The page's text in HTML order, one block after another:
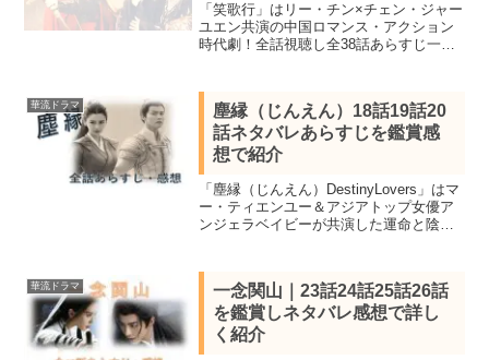
「笑歌行」はリー・チン×チェン・ジャー
ユエン共演の中国ロマンス・アクション
時代劇！全話視聴し全38話あらすじ一覧
子が共通の敵がいること宿敵から盟友に
なっていく
華流ドラマ
塵縁（じんえん）18話19話20
話ネタバレあらすじを鑑賞感
想で紹介
「塵縁（じんえん）DestinyLovers」はマ
ー・ティエンユー＆アジアトップ女優ア
ンジェラベイビーが共演した運命と陰謀
話鑑賞し感想を交えネタバレあらすじを
紹介
華流ドラマ
一念関山｜23話24話25話26話
を鑑賞しネタバレ感想で詳し
く紹介